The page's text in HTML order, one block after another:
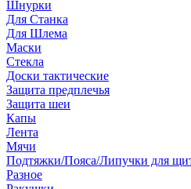
Шнурки
Для Станка
Для Шлема
Маски
Стекла
Доски тактические
Защита предплечья
Защита шеи
Капы
Лента
Мячи
Подтяжки/Пояса/Липучки для
Разное